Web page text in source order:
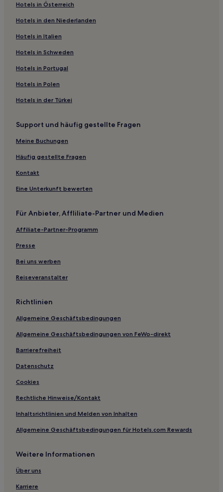
Landkreis Zollernalbkreis: Hotels
Schmieh Hotels
Hotels nahe Bahnhof Haigerloch
Hotels nahe Bahnhof Schiltach Mitte
Hotels nahe Bahnhof Böblingen Danziger Straße
Baiersbronn Hotels
Lauterbach Hotels
Stein Hotels
Calw Hotels
Göttelfingen Hotels
Landkreis Reutlingen: Hotels
Böblingen Hotels
Horgen Hotels
Alpirsbach Hotels
Hotels nahe Bahnhof Mühringen
Christophstal Hotels
Mönchberg Hotels
Obermusbach Hotels
Hotels nahe Keltenschanze
Altenburg Hotels
Landkreis Rottweil: Hotels
Hotels nahe Bahnhof Spaichingen
Hotels nahe Bahnhof Holzgerlingen Nord
Hinterheubach Hotels
Lustnau Hotels
Landkreis Tübingen: Hotels
Wanne Hotels
Königsfeld im Schwarzwald Hotels
Glatten Hotels
Hotels in Österreich
Hotels in den Niederlanden
Hotels in Italien
Hotels in Schweden
Hotels in Portugal
Hotels in Polen
Hotels in der Türkei
Support und häufig gestellte Fragen
Meine Buchungen
Häufig gestellte Fragen
Kontakt
Eine Unterkunft bewerten
Für Anbieter, Affliliate-Partner und Medien
Affiliate-Partner-Programm
Presse
Bei uns werben
Reiseveranstalter
Richtlinien
Allgemeine Geschäftsbedingungen
Allgemeine Geschäftsbedingungen von FeWo-direkt
Barrierefreiheit
Datenschutz
Cookies
Rechtliche Hinweise/Kontakt
Inhaltsrichtlinien und Melden von Inhalten
Allgemeine Geschäftsbedingungen für Hotels.com Rewards
Weitere Informationen
Über uns
Karriere